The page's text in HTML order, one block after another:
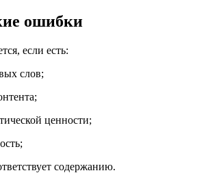
ошибки
если есть:
слов;
ценности;
содержанию.